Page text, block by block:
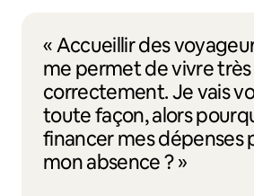
« Accueillir des
me permet de vivre très
correctement. Je vais
toute façon, alors
financer mes dépenses
mon absence ? »